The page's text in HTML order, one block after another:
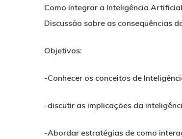
Como integrar a Inteligência
Discussão sobre as consequências
Objetivos:
-Conhecer os conceitos de
-discutir as implicações da
-Abordar estratégias de como